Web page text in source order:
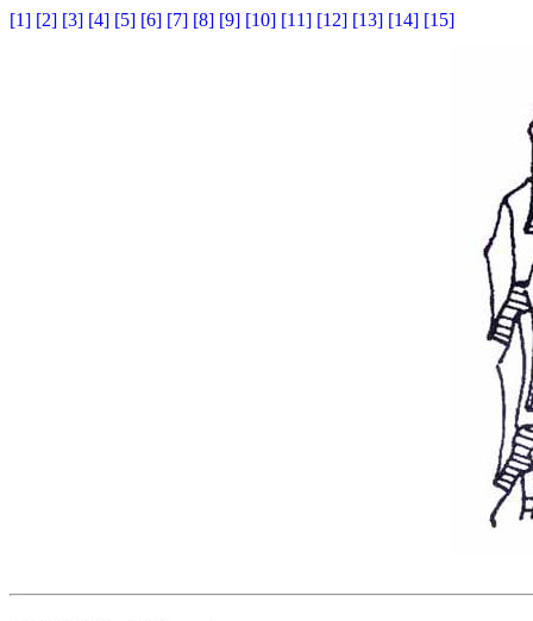
[1] [2] [3] [4] [5] [6] [7] [8] [9] [10] [11] [12] [13] [14] [15]